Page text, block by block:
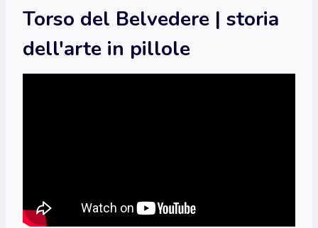
Torso del Belvedere | storia
dell'arte in pillole